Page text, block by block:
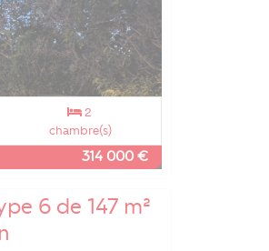
2
chambre(s)
314 000 €
6 de 147 m²